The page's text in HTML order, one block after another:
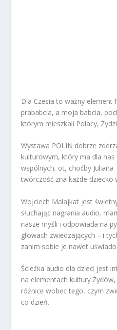
Dla Czesia to ważny element
prababcia, a moja babcia,
którym mieszkali Polacy,
Wystawa POLIN dobrze
kulturowym, który ma dla
wspólnych, ot, choćby
twórczość zna każde dziecko
Wojciech Malajkat jest
słuchając nagrania audio,
nasze myśli i odpowiada na
głowach zwiedzających – i
zanim sobie je nawet
Ścieżka audio dla dzieci jest
na elementach kultury
różnice wobec tego, czym
co dzień.